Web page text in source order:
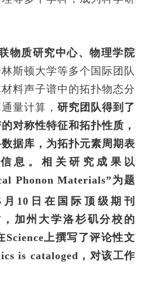
物质研究中心、物理学院
斯顿大学等多个国际团队
料声子谱中的拓扑物态分
量计算， 研究团队得到了
对称性特征和拓扑性质，
据库，为拓扑元素周期表
息。相关研究成果 以
Phonon Materials”为题
月 10 日在国际顶级期刊
，加州大学洛杉矶分校的
Science上撰写了评论性文
is cataloged ，对该工作